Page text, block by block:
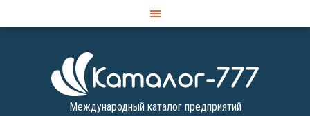
Международный каталог предприятий